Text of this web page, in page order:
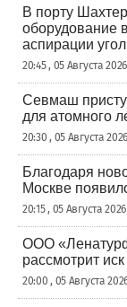
В порту
оборудование
аспирации
20:45 , 05 Августа
Севмаш
для атомного
20:30 , 05 Августа
Благодаря
Москве
20:15 , 05 Августа
ООО
рассмотрит
20:00 , 05 Августа